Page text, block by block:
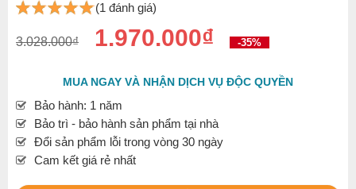
(1 đánh giá)
3.028.000₫ 1.970.000₫ -35%
MUA NGAY VÀ NHẬN DỊCH VỤ ĐỘC QUYỀN
Bảo hành: 1 năm
Bảo trì - bảo hành sản phẩm tại nhà
Đổi sản phẩm lỗi trong vòng 30 ngày
Cam kết giá rẻ nhất